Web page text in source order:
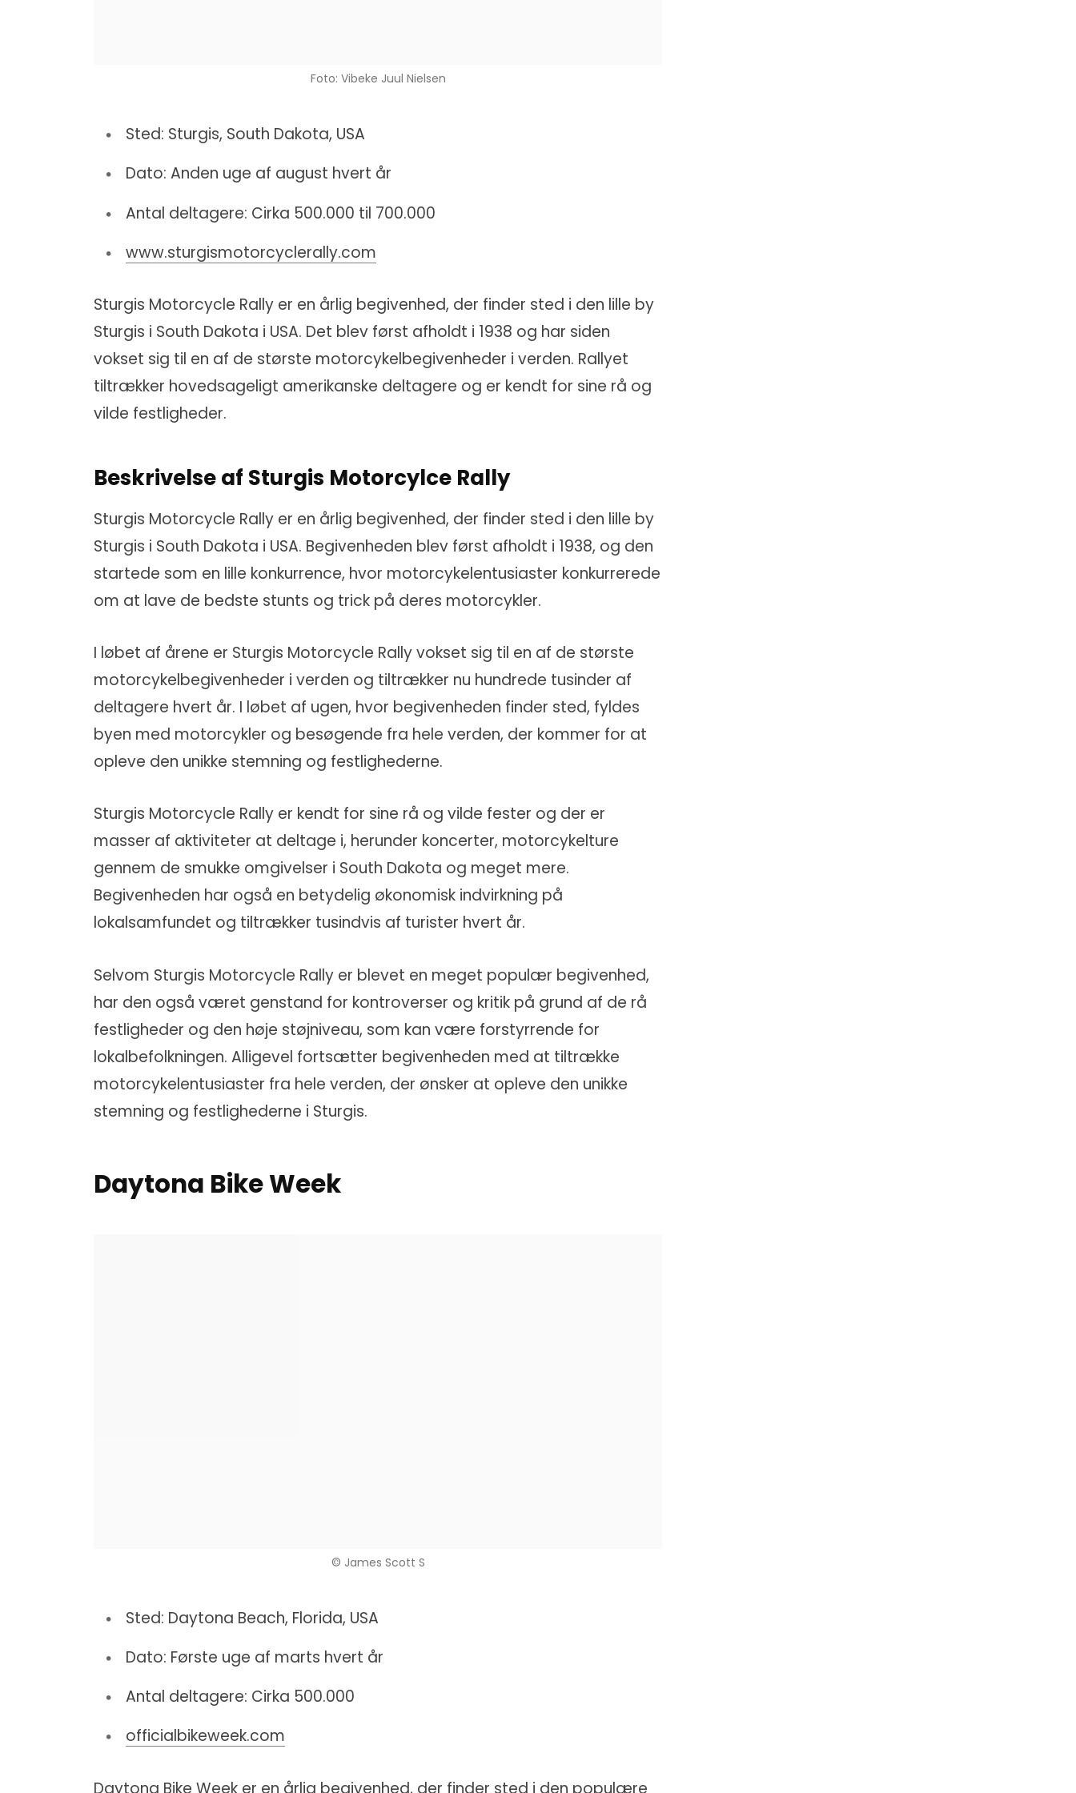
Foto: Vibeke Juul Nielsen
Sted: Sturgis, South Dakota, USA
Dato: Anden uge af august hvert år
Antal deltagere: Cirka 500.000 til 700.000
www.sturgismotorcyclerally.com
Sturgis Motorcycle Rally er en årlig begivenhed, der finder sted i den lille by
Sturgis i South Dakota i USA. Det blev først afholdt i 1938 og har siden
vokset sig til en af de største motorcykelbegivenheder i verden. Rallyet
tiltrækker hovedsageligt amerikanske deltagere og er kendt for sine rå og
vilde festligheder.
Beskrivelse af Sturgis Motorcylce Rally
Sturgis Motorcycle Rally er en årlig begivenhed, der finder sted i den lille by
Sturgis i South Dakota i USA. Begivenheden blev først afholdt i 1938, og den
startede som en lille konkurrence, hvor motorcykelentusiaster konkurrerede
om at lave de bedste stunts og trick på deres motorcykler.
I løbet af årene er Sturgis Motorcycle Rally vokset sig til en af de største
motorcykelbegivenheder i verden og tiltrækker nu hundrede tusinder af
deltagere hvert år. I løbet af ugen, hvor begivenheden finder sted, fyldes
byen med motorcykler og besøgende fra hele verden, der kommer for at
opleve den unikke stemning og festlighederne.
Sturgis Motorcycle Rally er kendt for sine rå og vilde fester og der er
masser af aktiviteter at deltage i, herunder koncerter, motorcykelture
gennem de smukke omgivelser i South Dakota og meget mere.
Begivenheden har også en betydelig økonomisk indvirkning på
lokalsamfundet og tiltrækker tusindvis af turister hvert år.
Selvom Sturgis Motorcycle Rally er blevet en meget populær begivenhed,
har den også været genstand for kontroverser og kritik på grund af de rå
festligheder og den høje støjniveau, som kan være forstyrrende for
lokalbefolkningen. Alligevel fortsætter begivenheden med at tiltrække
motorcykelentusiaster fra hele verden, der ønsker at opleve den unikke
stemning og festlighederne i Sturgis.
Daytona Bike Week
© James Scott S
Sted: Daytona Beach, Florida, USA
Dato: Første uge af marts hvert år
Antal deltagere: Cirka 500.000
officialbikeweek.com
Daytona Bike Week er en årlig begivenhed, der finder sted i den populære